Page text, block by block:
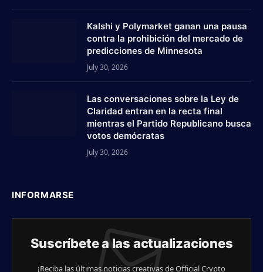
Kalshi y Polymarket ganan una pausa
contra la prohibición del mercado de
predicciones de Minnesota
July 30, 2026
Las conversaciones sobre la Ley de
Claridad entran en la recta final
mientras el Partido Republicano busca
votos demócratas
July 30, 2026
INFORMARSE
Suscríbete a las actualizaciones
¡Reciba las últimas noticias creativas de Official Crypto